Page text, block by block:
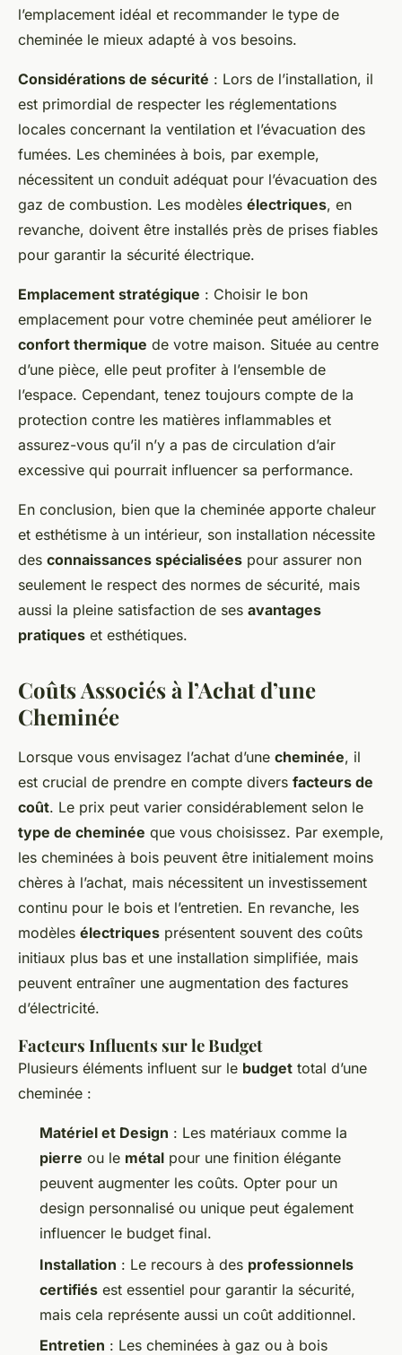
l’emplacement idéal et recommander le type de
cheminée le mieux adapté à vos besoins.
Considérations de sécurité : Lors de l’installation, il
est primordial de respecter les réglementations
locales concernant la ventilation et l’évacuation des
fumées. Les cheminées à bois, par exemple,
nécessitent un conduit adéquat pour l’évacuation des
gaz de combustion. Les modèles électriques, en
revanche, doivent être installés près de prises fiables
pour garantir la sécurité électrique.
Emplacement stratégique : Choisir le bon
emplacement pour votre cheminée peut améliorer le
confort thermique de votre maison. Située au centre
d’une pièce, elle peut profiter à l’ensemble de
l’espace. Cependant, tenez toujours compte de la
protection contre les matières inflammables et
assurez-vous qu’il n’y a pas de circulation d’air
excessive qui pourrait influencer sa performance.
En conclusion, bien que la cheminée apporte chaleur
et esthétisme à un intérieur, son installation nécessite
des connaissances spécialisées pour assurer non
seulement le respect des normes de sécurité, mais
aussi la pleine satisfaction de ses avantages
pratiques et esthétiques.
Coûts Associés à l’Achat d’une
Cheminée
Lorsque vous envisagez l’achat d’une cheminée, il
est crucial de prendre en compte divers facteurs de
coût. Le prix peut varier considérablement selon le
type de cheminée que vous choisissez. Par exemple,
les cheminées à bois peuvent être initialement moins
chères à l’achat, mais nécessitent un investissement
continu pour le bois et l’entretien. En revanche, les
modèles électriques présentent souvent des coûts
initiaux plus bas et une installation simplifiée, mais
peuvent entraîner une augmentation des factures
d’électricité.
Facteurs Influents sur le Budget
Plusieurs éléments influent sur le budget total d’une
cheminée :
Matériel et Design : Les matériaux comme la
pierre ou le métal pour une finition élégante
peuvent augmenter les coûts. Opter pour un
design personnalisé ou unique peut également
influencer le budget final.
Installation : Le recours à des professionnels
certifiés est essentiel pour garantir la sécurité,
mais cela représente aussi un coût additionnel.
Entretien : Les cheminées à gaz ou à bois